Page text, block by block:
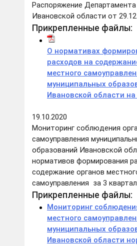
Распоряжение
Ивановской области от
Прикрепленные файлы:
О нормативах
расходов на
местного
муниципальных
Ивановской области на
19.10.2020
Мониторинг соблюдения
самоуправления
образований Ивановской
нормативов формирования
содержание органов
самоуправления за 3
Прикрепленные файлы:
Мониторинг
местного
муниципальных
Ивановской области